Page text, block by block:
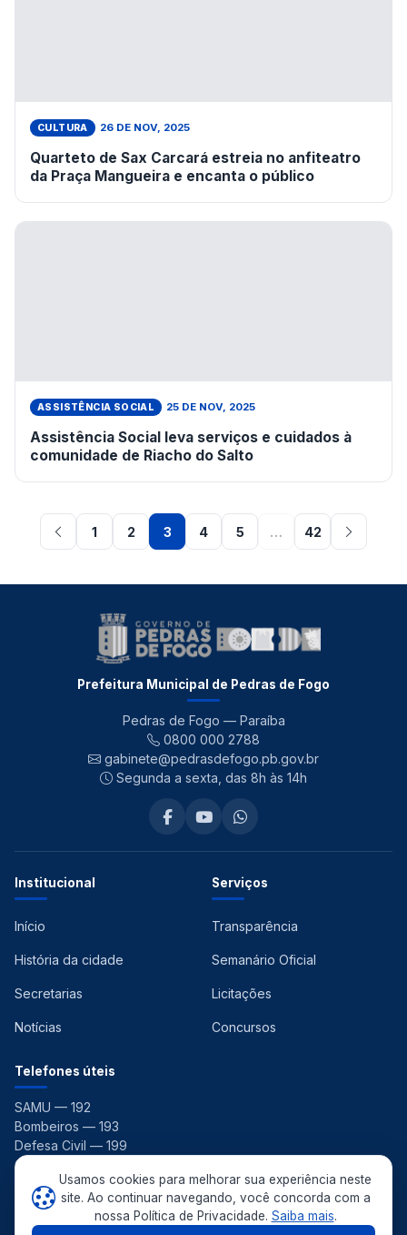
CULTURA 26 DE NOV, 2025
Quarteto de Sax Carcará estreia no anfiteatro
da Praça Mangueira e encanta o público
ASSISTÊNCIA SOCIAL 25 DE NOV, 2025
Assistência Social leva serviços e cuidados à
comunidade de Riacho do Salto
1 2 3 4 5 … 42
Prefeitura Municipal de Pedras de Fogo
Pedras de Fogo — Paraíba
0800 000 2788
gabinete@pedrasdefogo.pb.gov.br
Segunda a sexta, das 8h às 14h
Institucional
Início
História da cidade
Secretarias
Notícias
Serviços
Transparência
Semanário Oficial
Licitações
Concursos
Telefones úteis
SAMU — 192
Bombeiros — 193
Defesa Civil — 199
Ouvidoria — 156
© 2026 Prefeitura Municipal de Pedras de Fogo. Todos os direitos
Usamos cookies para melhorar sua experiência neste
site. Ao continuar navegando, você concorda com a
nossa Política de Privacidade. Saiba mais.